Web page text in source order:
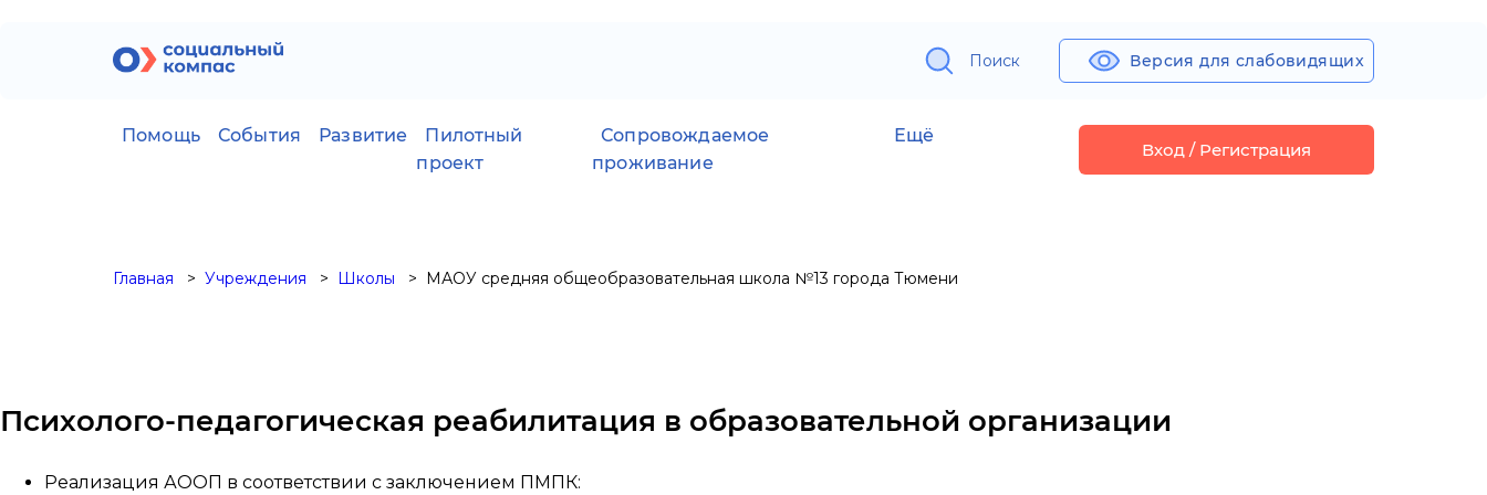
Поиск Версия для слабовидящих
Помощь События Развитие
Пилотный
проект
Сопровождаемое
проживание
Ещё
Вход / Регистрация
Главная Учреждения Школы МАОУ средняя общеобразовательная школа №13 города Тюмени
Психолого-педагогическая реабилитация в образовательной организации
Реализация АООП в соответствии с заключением ПМПК: